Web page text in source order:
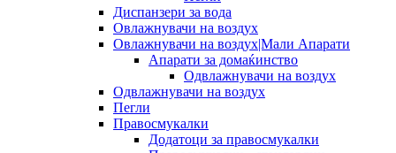
Диспанзери за вода
Овлажнувачи на воздух
Овлажнувачи на воздух|Мали Апарати
Апарати за домаќинство
Одвлажнувачи на воздух
Одвлажнувачи на воздух
Пегли
Правосмукалки
Додатоци за правосмукалки